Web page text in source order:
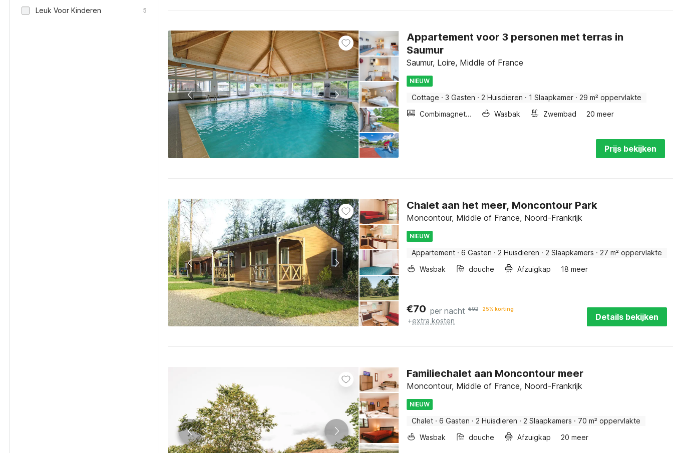
Leuk Voor Kinderen 5
Appartement voor 3 personen met terras in
Saumur
Saumur, Loire, Middle of France
NIEUW
Cottage · 3 Gasten · 2 Huisdieren · 1 Slaapkamer · 29 m² oppervlakte
Combimagnetron
Wasbak Zwembad 20 meer
Prijs bekijken
Chalet aan het meer, Moncontour Park
Moncontour, Middle of France, Noord-Frankrijk
NIEUW
Appartement · 6 Gasten · 2 Huisdieren · 2 Slaapkamers · 27 m² oppervlakte
Wasbak
douche Afzuigkap 18 meer
€70 per nacht €92 25% korting
+extra kosten Details bekijken
Familiechalet aan Moncontour meer
Moncontour, Middle of France, Noord-Frankrijk
NIEUW
Chalet · 6 Gasten · 2 Huisdieren · 2 Slaapkamers · 70 m² oppervlakte
Wasbak
douche Afzuigkap 20 meer